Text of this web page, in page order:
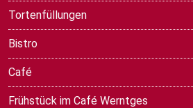
Tortenfüllungen
Bistro
Café
Frühstück im Café Werntges